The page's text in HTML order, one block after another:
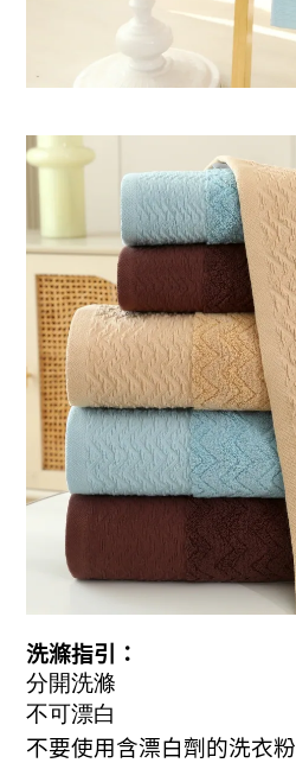
洗滌指引：
分開洗滌
不可漂白
不要使用含漂白劑的洗衣粉